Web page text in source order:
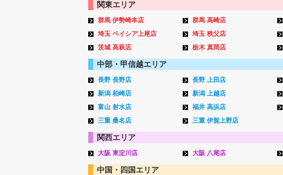
関東エリア
群馬 伊勢崎本店 群馬 高崎店
埼玉 ベイシア上尾店
埼玉 秩父店
茨城 高萩店
栃木 真岡店
中部・甲信越エリア
長野 長野店 長野 上田店
新潟 柏崎店
新潟 上越店
富山 射水店
福井 高浜店
三重 桑名店
三重 伊賀上野店
関西エリア
大阪 東淀川店 大阪 八尾店
中国・四国エリア